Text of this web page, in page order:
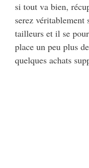
si tout va bien,
serez
tailleurs et il se
place un peu plus
quelques achats